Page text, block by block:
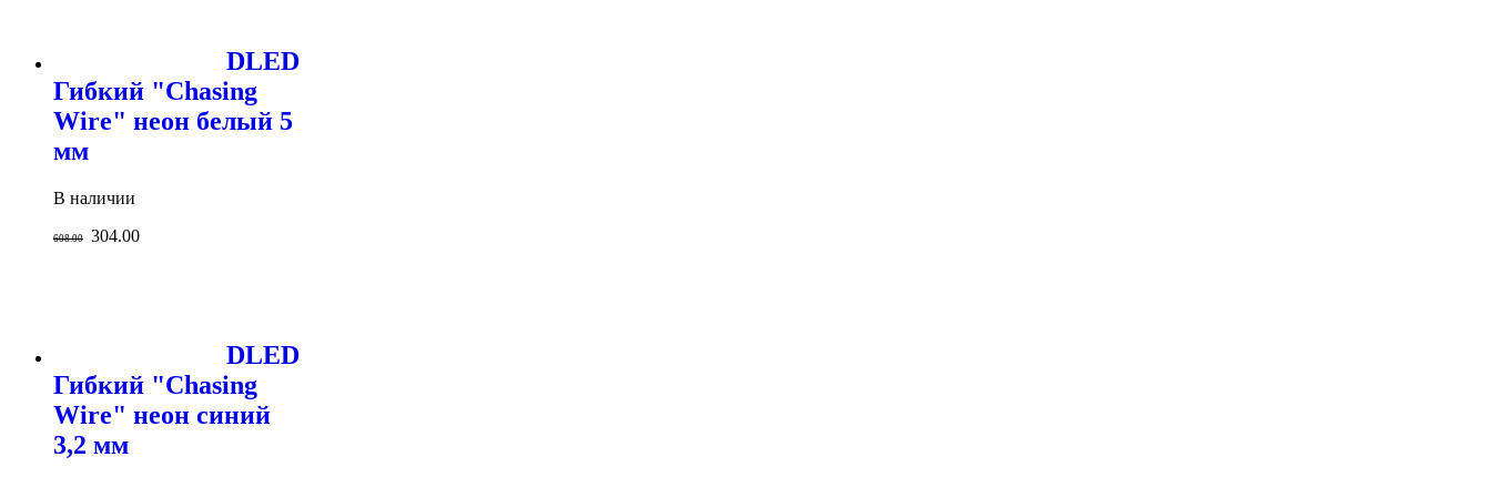
DLED
Гибкий "Chasing
Wire" неон белый 5
мм
В наличии
608.00 304.00
DLED
Гибкий "Chasing
Wire" неон синий
3,2 мм